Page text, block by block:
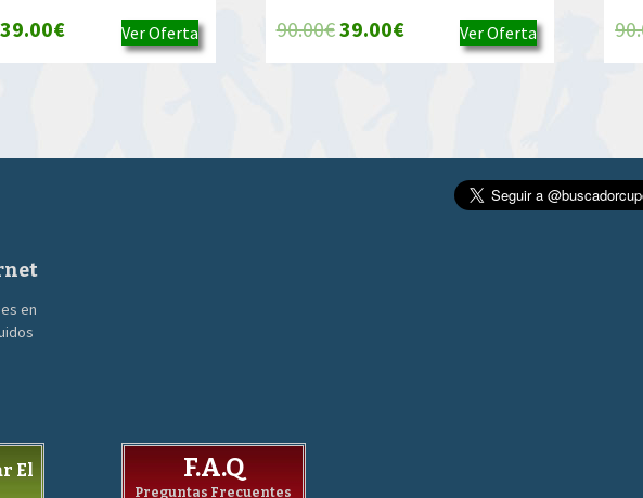
El
39.00€El
precio
39.00€.
Ver Oferta 90.00€El
precio
90.00€.
39.00€El
precio
39.00€.
Ver Oferta
en
El
F.A.Q
Preguntas Frecuentes